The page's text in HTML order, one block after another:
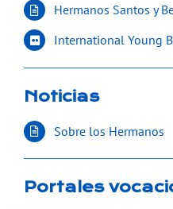
Hermanos Santos y
International Young
Noticias
Sobre los Hermanos
Portales